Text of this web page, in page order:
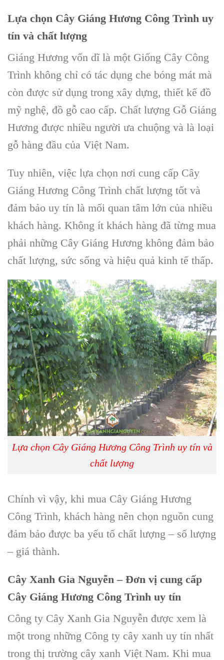
Lựa chọn Cây Giáng Hương Công Trình uy
tín và chất lượng
Giáng Hương vốn dĩ là một Giống Cây Công
Trình không chỉ có tác dụng che bóng mát mà
còn được sử dụng trong xây dựng, thiết kế đồ
mỹ nghệ, đồ gỗ cao cấp. Chất lượng Gỗ Giáng
Hương được nhiều người ưa chuộng và là loại
gỗ hàng đầu của Việt Nam.
Tuy nhiên, việc lựa chọn nơi cung cấp Cây
Giáng Hương Công Trình chất lượng tốt và
đảm bảo uy tín là mối quan tâm lớn của nhiều
khách hàng. Không ít khách hàng đã từng mua
phải những Cây Giáng Hương không đảm bảo
chất lượng, sức sống và hiệu quả kinh tế thấp.
Lựa chọn Cây Giáng Hương Công Trình uy tín và
chất lượng
Chính vì vậy, khi mua Cây Giáng Hương
Công Trình, khách hàng nên chọn nguồn cung
đảm bảo được ba yếu tố chất lượng – số lượng
– giá thành.
Cây Xanh Gia Nguyễn – Đơn vị cung cấp
Cây Giáng Hương Công Trình uy tín
Công ty Cây Xanh Gia Nguyễn được xem là
một trong những Công ty cây xanh uy tín nhất
trong thị trường cây xanh Việt Nam. Khi mua